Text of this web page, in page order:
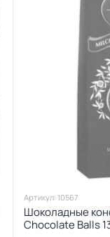
Артикул: 10567
Шоколадные
Chocolate Balls